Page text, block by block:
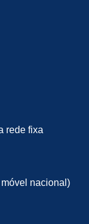
rede fixa
nacional)